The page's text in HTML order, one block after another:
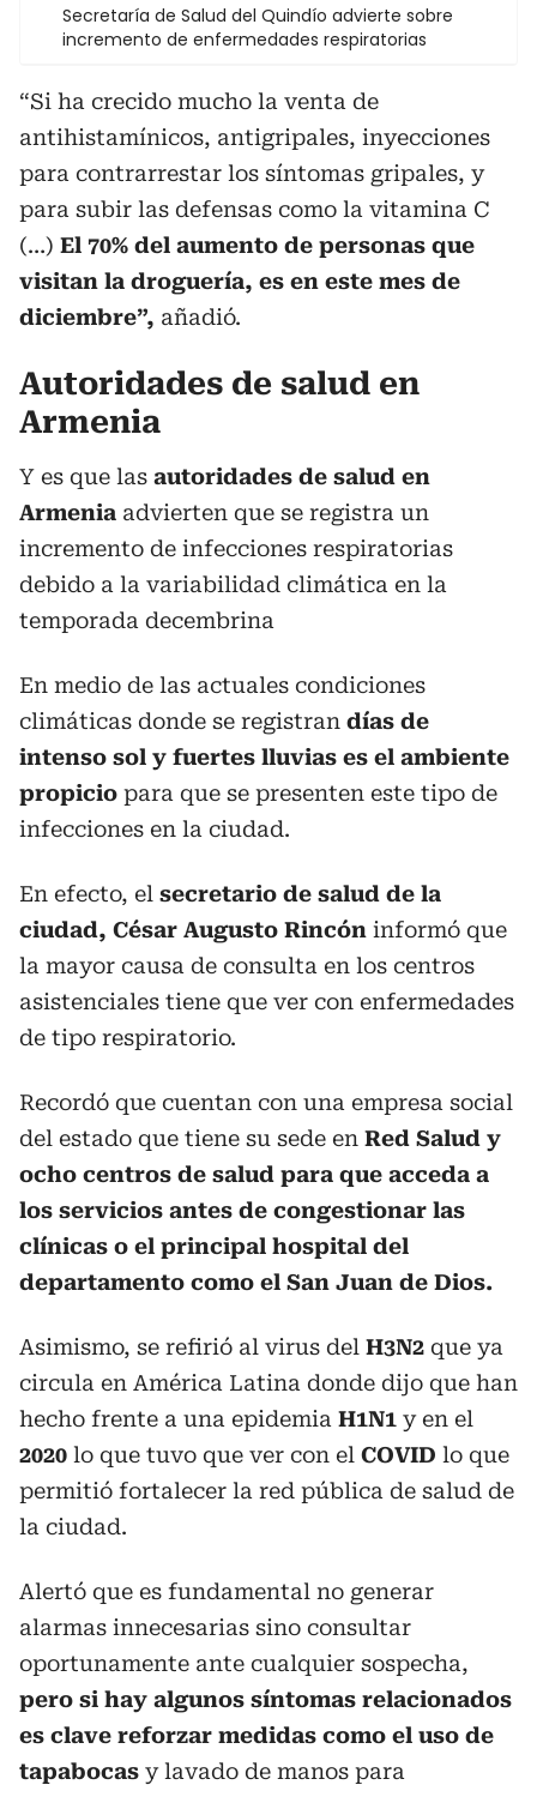
Secretaría de Salud del Quindío advierte sobre
incremento de enfermedades respiratorias
“Si ha crecido mucho la venta de
antihistamínicos, antigripales, inyecciones
para contrarrestar los síntomas gripales, y
para subir las defensas como la vitamina C
(…) El 70% del aumento de personas que
visitan la droguería, es en este mes de
diciembre”, añadió.
Autoridades de salud en
Armenia
Y es que las autoridades de salud en
Armenia advierten que se registra un
incremento de infecciones respiratorias
debido a la variabilidad climática en la
temporada decembrina
En medio de las actuales condiciones
climáticas donde se registran días de
intenso sol y fuertes lluvias es el ambiente
propicio para que se presenten este tipo de
infecciones en la ciudad.
En efecto, el secretario de salud de la
ciudad, César Augusto Rincón informó que
la mayor causa de consulta en los centros
asistenciales tiene que ver con enfermedades
de tipo respiratorio.
Recordó que cuentan con una empresa social
del estado que tiene su sede en Red Salud y
ocho centros de salud para que acceda a
los servicios antes de congestionar las
clínicas o el principal hospital del
departamento como el San Juan de Dios.
Asimismo, se refirió al virus del H3N2 que ya
circula en América Latina donde dijo que han
hecho frente a una epidemia H1N1 y en el
2020 lo que tuvo que ver con el COVID lo que
permitió fortalecer la red pública de salud de
la ciudad.
Alertó que es fundamental no generar
alarmas innecesarias sino consultar
oportunamente ante cualquier sospecha,
pero si hay algunos síntomas relacionados
es clave reforzar medidas como el uso de
tapabocas y lavado de manos para